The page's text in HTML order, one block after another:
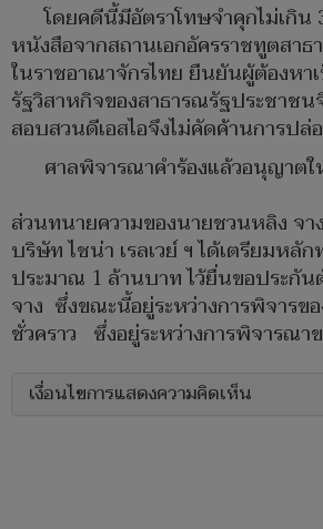
โดยคดีนี้มีอัตราโทษจำคุกไม่เกิ
หนังสือจากสถานเอกอัครราชทูตสา
ในราชอาณาจักรไทย ยืนยันผู้ต้องห
รัฐวิสาหกิจของสาธารณรัฐประชาช
สอบสวนดีเอสไอจึงไม่คัดค้านการปล่
ศาลพิจารณาคำร้องแล้วอนุญาตใ
ส่วนทนายความของนายชวนหลิง จ
บริษัท ไชน่า เรลเวย์ ฯ ได้เตรียมหลั
ประมาณ 1 ล้านบาท ไว้ยื่นขอประกั
จาง ซึ่งขณะนี้อยู่ระหว่างการพิจารข
ชั่วคราว ซึ่งอยู่ระหว่างการพิจารณา
เงื่อนไขการแสดงความคิดเห็น